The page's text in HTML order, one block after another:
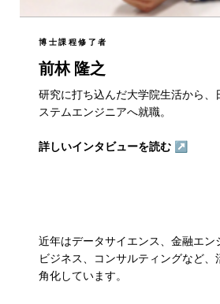
博士課程修了者
前林 隆之
研究に打ち込んだ大学院生活から、
ステムエンジニアへ就職。
詳しいインタビューを読む ↗
近年はデータサイエンス、金融エン
ビジネス、コンサルティングなど
角化しています。